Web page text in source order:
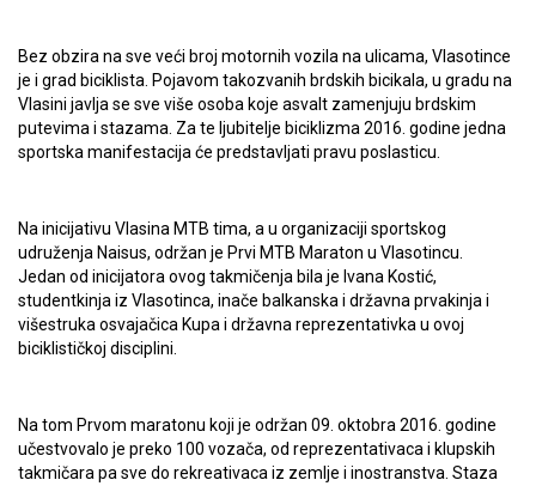
Bez obzira na sve veći broj motornih vozila na ulicama, Vlasotince
je i grad biciklista. Pojavom takozvanih brdskih bicikala, u gradu na
Vlasini javlja se sve više osoba koje asvalt zamenjuju brdskim
putevima i stazama. Za te ljubitelje biciklizma 2016. godine jedna
sportska manifestacija će predstavljati pravu poslasticu.
Na inicijativu Vlasina MTB tima, a u organizaciji sportskog
udruženja Naisus, održan je Prvi MTB Maraton u Vlasotincu.
Jedan od inicijatora ovog takmičenja bila je Ivana Kostić,
studentkinja iz Vlasotinca, inače balkanska i državna prvakinja i
višestruka osvajačica Kupa i državna reprezentativka u ovoj
biciklističkoj disciplini.
Na tom Prvom maratonu koji je održan 09. oktobra 2016. godine
učestvovalo je preko 100 vozača, od reprezentativaca i klupskih
takmičara pa sve do rekreativaca iz zemlje i inostranstva. Staza